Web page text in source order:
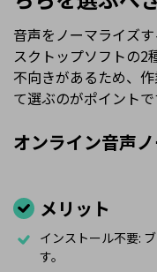
音声をノーマライズ
スクトップソフトの2
不向きがあるため、
て選ぶのがポイントで
オンライン音声
メリット
インストール不要:
す。